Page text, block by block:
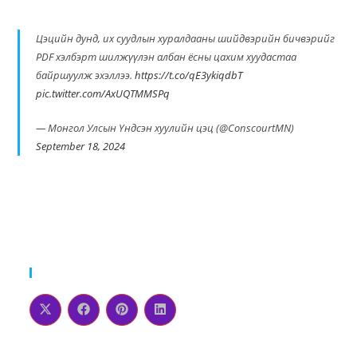
Цэцийн дунд, их суудлын хуралдааны шийдвэрийн бичвэрийг
PDF хэлбэрт шилжүүлэн албан ёсны цахим хуудастаа
байршуулж эхэллээ.https://t.co/qE3ykiqdbT
pic.twitter.com/AxUQTMMSPq
— Монгол Улсын Үндсэн хуулийн цэц (@ConscourtMN)
September 18, 2024